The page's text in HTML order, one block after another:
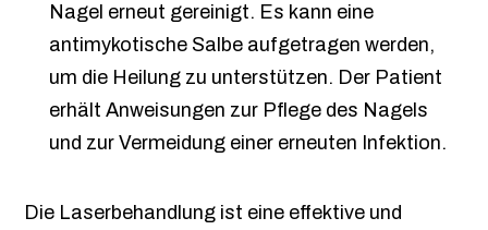
Nagel erneut gereinigt. Es kann eine
antimykotische Salbe aufgetragen werden,
um die Heilung zu unterstützen. Der Patient
erhält Anweisungen zur Pflege des Nagels
und zur Vermeidung einer erneuten Infektion.
Die Laserbehandlung ist eine effektive und